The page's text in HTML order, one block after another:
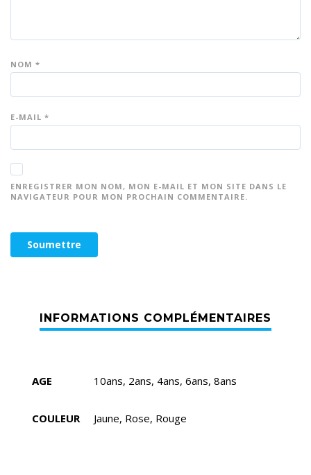
NOM *
E-MAIL *
ENREGISTRER MON NOM, MON E-MAIL ET MON SITE DANS LE
NAVIGATEUR POUR MON PROCHAIN COMMENTAIRE.
AGE 10ans, 2ans, 4ans, 6ans, 8ans
COULEUR Jaune, Rose, Rouge